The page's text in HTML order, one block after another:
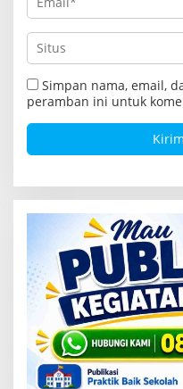
Simpan nama, email,
peramban ini untuk